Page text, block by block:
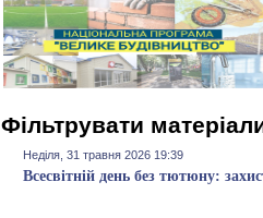
Фільтрувати
Неділя, 31 травня 2026 19:39
Всесвітній день без тютюну: